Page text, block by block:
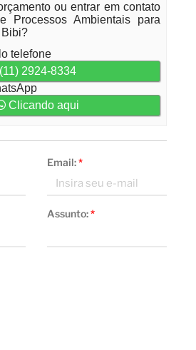
ou entrar em contato
Processos Ambientais para
Bibi?
telefone
(11) 2924-8334
Clicando aqui
Email:*
Assunto:*